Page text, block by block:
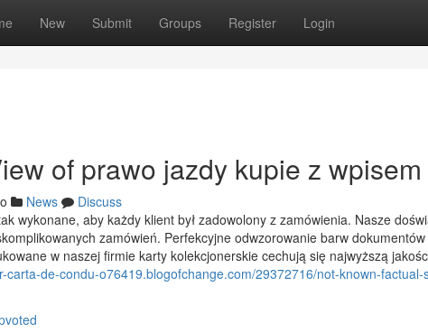
New Submit Groups Register Login
of prawo jazdy kupie z wpisem
News
Discuss
wykonane, aby każdy klient był zadowolony z zamówienia. Nasze
zamówień. Perfekcyjne odwzorowanie barw
w naszej firmie karty kolekcjonerskie cechują się najwyższą
carta-de-condu-o76419.blogofchange.com/29372716/not-known-